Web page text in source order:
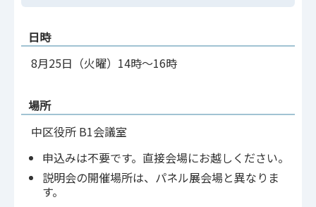
日時
8月25日（火曜）14時～16時
場所
中区役所 B1会議室
申込みは不要です。直接会場にお越しください。
説明会の開催場所は、パネル展会場と異なりま
す。